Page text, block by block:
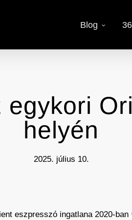
Blog
helyén
2025. július 10.
eszpresszó ingatlana 2020-ban